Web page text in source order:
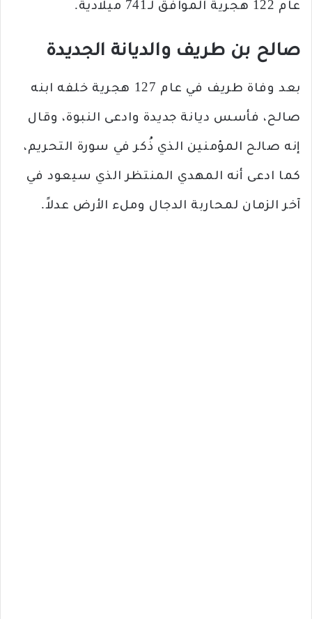
عام 122 هجرية الموافق لـ741 ميلادية.
صالح بن طريف والديانة الجديدة
بعد وفاة طريف في عام 127 هجرية خلفه ابنه
صالح، فأسس ديانة جديدة وادعى النبوة، وقال
إنه صالح المؤمنين الذي ذُكر في سورة التحريم،
كما ادعى أنه المهدي المنتظر الذي سيعود في
آخر الزمان لمحاربة الدجال وملء الأرض عدلاً.